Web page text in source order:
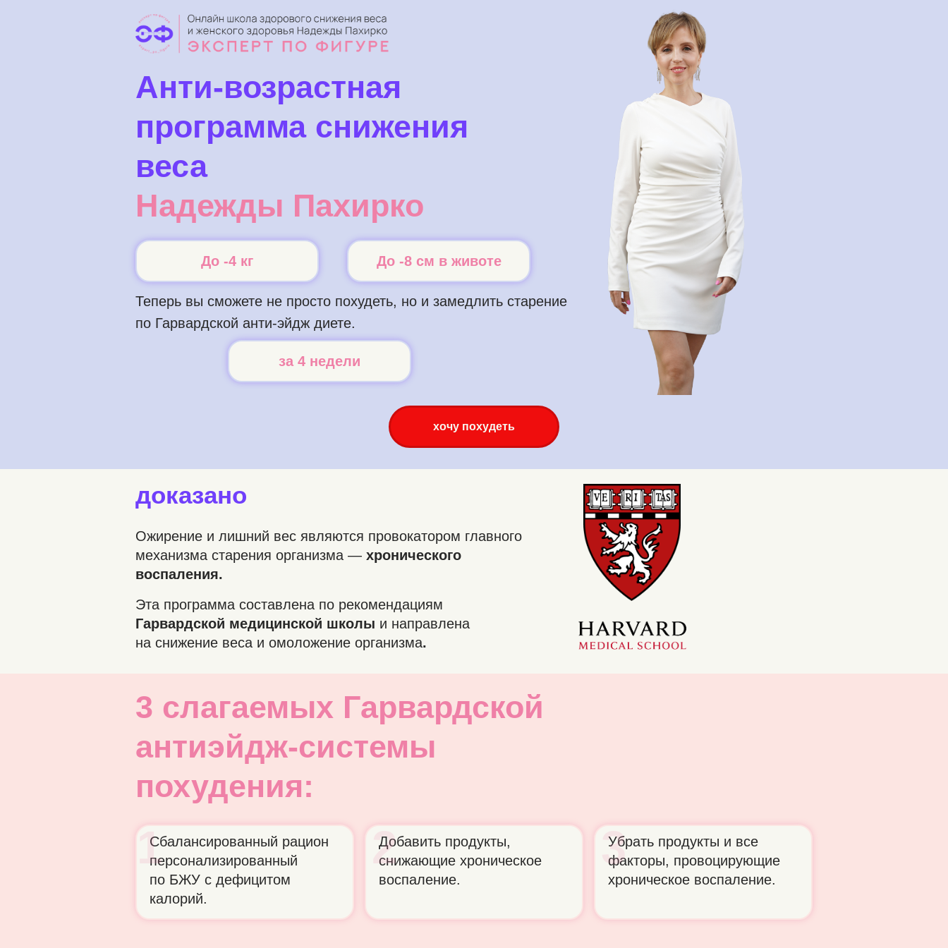
Анти-возрастная
программа снижения
веса
Надежды Пахирко
Теперь вы сможете не просто похудеть, но и замедлить старение
по Гарвардской анти-эйдж диете.
за 4 недели
До -4 кг До -8 см в животе
хочу похудеть
доказано
Ожирение и лишний вес являются провокатором главного
механизма старения организма — хронического
воспаления.
Эта программа составлена по рекомендациям
Гарвардской медицинской школы и направлена
на снижение веса и омоложение организма.
3 слагаемых Гарвардской
антиэйдж-системы
похудения:
Добавить продукты,
снижающие хроническое
воспаление.
2
Убрать продукты и все
факторы, провоцирующие
хроническое воспаление.
3
Сбалансированный рацион
персонализированный
по БЖУ с дефицитом
калорий.
1